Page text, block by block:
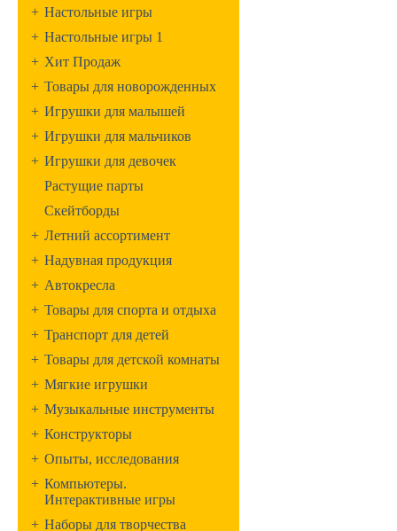
+ Настольные игры
+ Настольные игры 1
+ Хит Продаж
+ Товары для новорожденных
+ Игрушки для малышей
+ Игрушки для мальчиков
+ Игрушки для девочек
Растущие парты
Скейтборды
+ Летний ассортимент
+ Надувная продукция
+ Автокресла
+ Товары для спорта и отдыха
+ Транспорт для детей
+ Товары для детской комнаты
+ Мягкие игрушки
+ Музыкальные инструменты
+ Конструкторы
+ Опыты, исследования
+ Компьютеры.
Интерактивные игры
+ Наборы для творчества